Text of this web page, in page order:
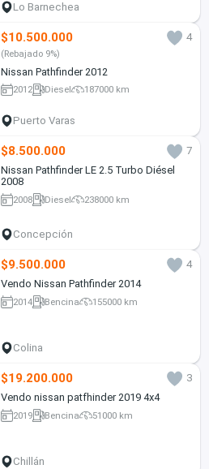
Lo Barnechea
$10.500.000 4
(Rebajado 9%)
Nissan Pathfinder 2012
2012 Diesel 187000 km
Puerto Varas
$8.500.000
7
Nissan Pathfinder LE 2.5 Turbo Diésel
2008
2008 Diesel 238000 km
Concepción
$9.500.000
4
Vendo Nissan Pathfinder 2014
2014 Bencina 155000 km
Colina
$19.200.000
3
Vendo nissan patfhinder 2019 4x4
2019 Bencina 51000 km
Chillán